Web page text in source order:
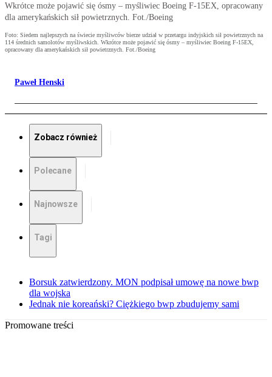
Wkrótce może pojawić się ósmy – myśliwiec Boeing F-15EX, opracowany
dla amerykańskich sił powietrznych. Fot./Boeing
Foto: Siedem najlepszych na świecie myśliwców bierze udział w przetargu indyjskich sił powietrznych na
114 średnich samolotów myśliwskich. Wkrótce może pojawić się ósmy – myśliwiec Boeing F-15EX,
opracowany dla amerykańskich sił powietrznych. Fot./Boeing
Paweł Henski
Zobacz również
Polecane
Najnowsze
Tagi
Borsuk zatwierdzony. MON podpisał umowę na nowe bwp
dla wojska
Jednak nie koreański? Ciężkiego bwp zbudujemy sami
Promowane treści